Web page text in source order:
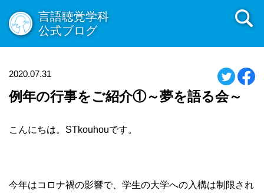
言語聴覚学科
公式ブログ
2020.07.31
例年の行事をご紹介①～夢を語る会～
こんにちは。STkouhouです。
今年はコロナ禍の影響で、学生の大学への入構は制限され